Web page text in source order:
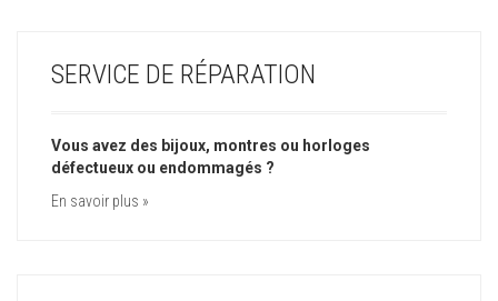
SERVICE DE RÉPARATION
Vous avez des bijoux, montres ou horloges
défectueux ou endommagés ?
En savoir plus »